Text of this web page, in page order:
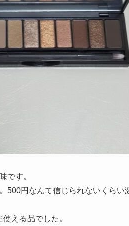
です。
500円なんて信じられないくらい
える品でした。